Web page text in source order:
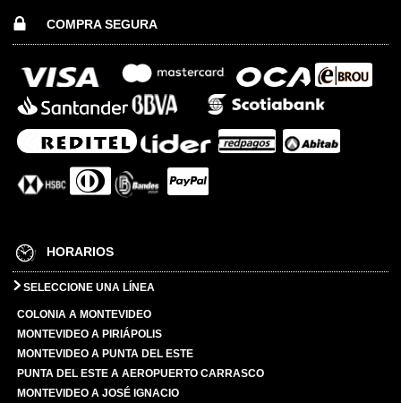
COMPRA SEGURA
HORARIOS
SELECCIONE UNA LÍNEA
COLONIA A MONTEVIDEO
MONTEVIDEO A PIRIÁPOLIS
MONTEVIDEO A PUNTA DEL ESTE
PUNTA DEL ESTE A AEROPUERTO CARRASCO
MONTEVIDEO A JOSÉ IGNACIO